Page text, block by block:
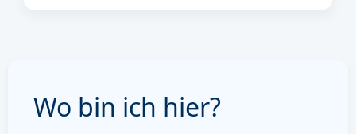
Wo bin ich hier?